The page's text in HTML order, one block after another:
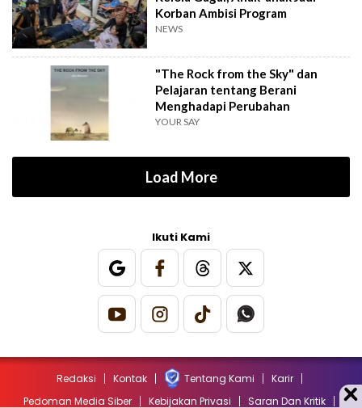
Korban Ambisi Program
NEWS
"The Rock from the Sky" dan
Pelajaran tentang Berani
Menghadapi Perubahan
YOUR SAY
Load More
Ikuti Kami
Redaksi Kontak Tentang Kami
Karir
Pedoman Media Siber
Kebijakan Privasi Saran Dan Kritik